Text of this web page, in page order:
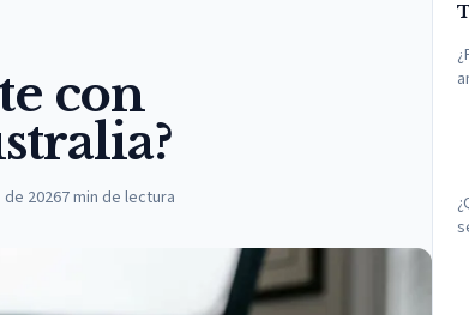
con
de 20267min de lectura